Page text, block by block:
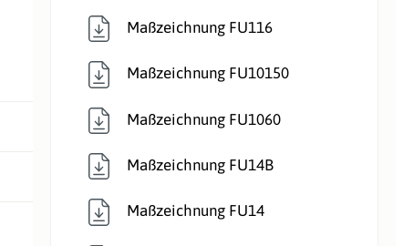
Maßzeichnung FU116
Maßzeichnung FU10150
Maßzeichnung FU1060
Maßzeichnung FU14B
Maßzeichnung FU14